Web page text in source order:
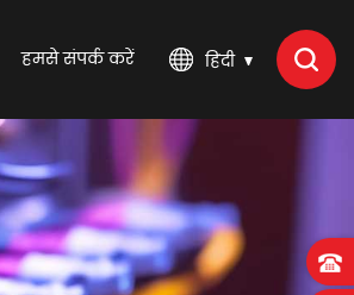
हिंदी
हमसे संपर्क करें